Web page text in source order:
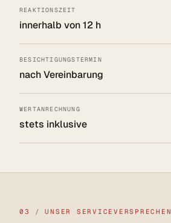
REAKTIONSZEIT
innerhalb von 12 h
BESICHTIGUNGSTERMIN
nach Vereinbarung
WERTANRECHNUNG
stets inklusive
03 / UNSER SERVICEVERSPRECHEN